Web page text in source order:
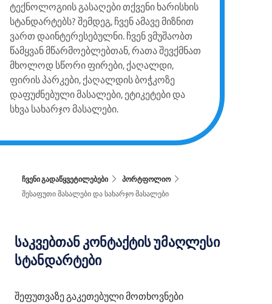
ტექნოლოგიის გასაღები თქვენი ხარისხის
სტანდარტებს? შემდეგ, ჩვენ ამავე მიზნით
ვართ დაინტერესებულნი. ჩვენ ვმუშაობთ
წამყვან მწარმოებლებთან, რათა შევქმნათ
მხოლოდ სწორი ფირები, ქაღალდი,
ფირის პარკები, ქაღალდის ბოჭკოზე
დაფუძნებული მასალები, ეტიკეტები და
სხვა სახარჯო მასალები.
ჩვენი გადაწყვეტილებები
პორტფოლიო
შესაფუთი მასალები და სახარჯო მასალები
საკვებთან კონტაქტის უმაღლესი
სტანდარტები
შეფუთვაზე გაკეთებული მოთხოვნები